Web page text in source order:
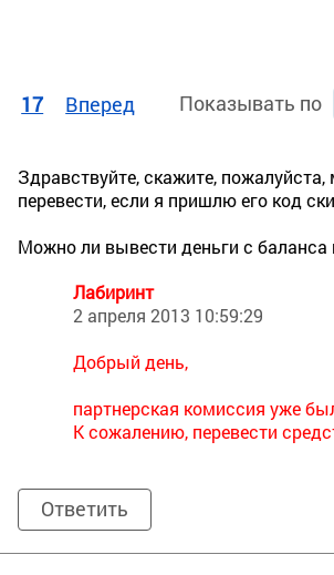
17 Вперед Показывать по
Здравствуйте, скажите,
перевести, если я пришлю его код
Можно ли вывести деньги с баланса
Лабиринт
2 апреля 2013 10:59:29
Добрый день,
партнерская комиссия уже
К сожалению, перевести
Ответить